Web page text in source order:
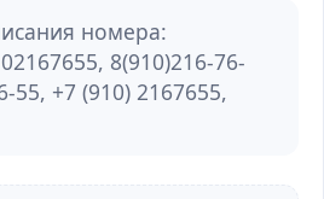
номера:
8(910)216-76-
55, +7 (910) 2167655,